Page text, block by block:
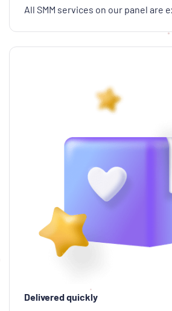
All SMM services on our panel are
Delivered quickly